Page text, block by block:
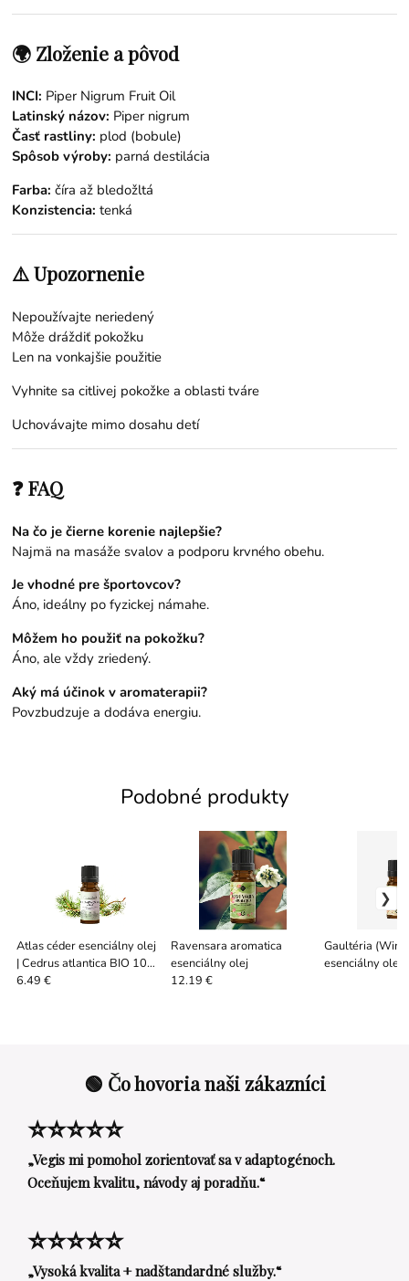
🌍 Zloženie a pôvod
INCI: Piper Nigrum Fruit Oil
Latinský názov: Piper nigrum
Časť rastliny: plod (bobule)
Spôsob výroby: parná destilácia
Farba: číra až bledožltá
Konzistencia: tenká
⚠️ Upozornenie
Nepoužívajte neriedený
Môže dráždiť pokožku
Len na vonkajšie použitie
Vyhnite sa citlivej pokožke a oblasti tváre
Uchovávajte mimo dosahu detí
❓ FAQ
Na čo je čierne korenie najlepšie?
Najmä na masáže svalov a podporu krvného obehu.
Je vhodné pre športovcov?
Áno, ideálny po fyzickej námahe.
Môžem ho použiť na pokožku?
Áno, ale vždy zriedený.
Aký má účinok v aromaterapii?
Povzbudzuje a dodáva energiu.
Podobné produkty
Atlas céder esenciálny olej
| Cedrus atlantica BIO 10
ml / 90 g
6.49 €
Ravensara aromatica
esenciálny olej
12.19 €
Gaultéria
esenciálny olej
🟢 Čo hovoria naši zákazníci
⭐⭐⭐⭐⭐
„Vegis mi pomohol zorientovať sa v adaptogénoch.
Oceňujem kvalitu, návody aj poradňu.“
⭐⭐⭐⭐⭐
„Vysoká kvalita + nadštandardné služby.“